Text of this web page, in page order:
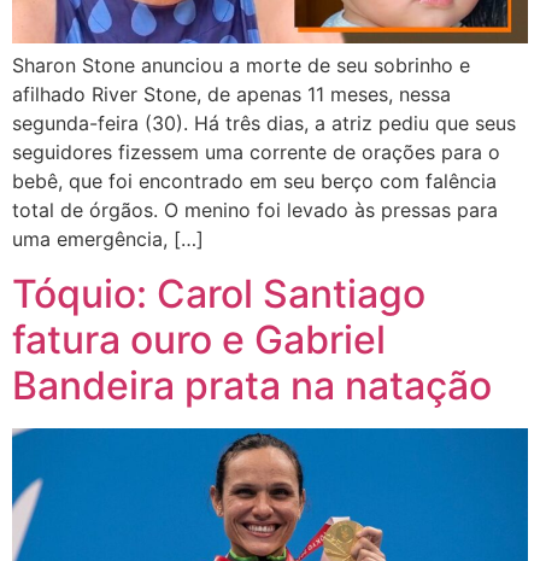
Sharon Stone anunciou a morte de seu sobrinho e
afilhado River Stone, de apenas 11 meses, nessa
segunda-feira (30). Há três dias, a atriz pediu que seus
seguidores fizessem uma corrente de orações para o
bebê, que foi encontrado em seu berço com falência
total de órgãos. O menino foi levado às pressas para
uma emergência, […]
Tóquio: Carol Santiago
fatura ouro e Gabriel
Bandeira prata na natação